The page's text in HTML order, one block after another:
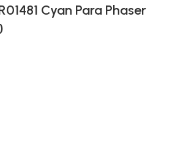
Cyan Para Phaser